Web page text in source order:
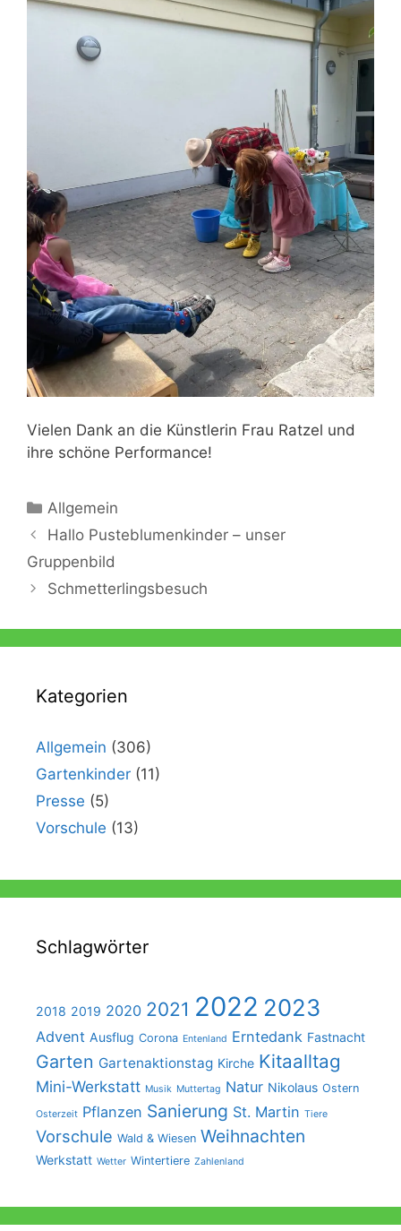
Vielen Dank an die Künstlerin Frau Ratzel und
ihre schöne Performance!
Kategorien
Allgemein
Hallo Pusteblumenkinder – unser
Gruppenbild
Schmetterlingsbesuch
Kategorien
Allgemein (306)
Gartenkinder (11)
Presse (5)
Vorschule (13)
Schlagwörter
2018 2019 2020 2021 2022 2023
Advent Ausflug Corona Entenland Erntedank Fastnacht
Garten Gartenaktionstag Kirche Kitaalltag
Mini-Werkstatt Musik Muttertag Natur Nikolaus Ostern
Osterzeit Pflanzen Sanierung St. Martin Tiere
Vorschule Wald & Wiesen Weihnachten
Werkstatt Wetter Wintertiere Zahlenland